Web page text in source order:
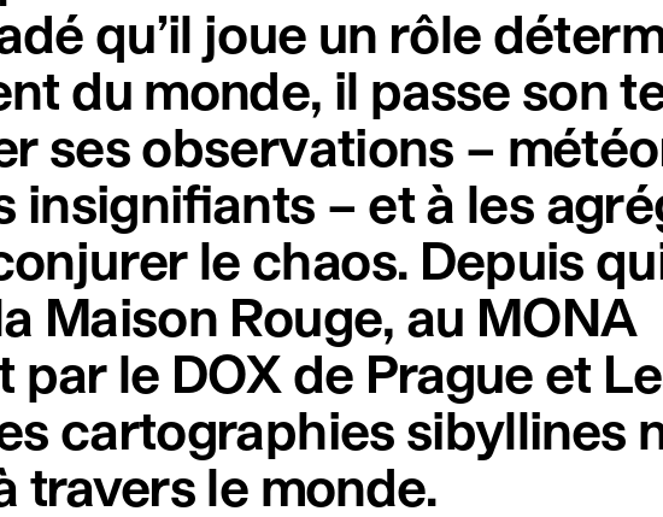
qu’il joue un rôle
du monde, il passe son
ses observations –
insignifiants – et à les
le chaos. Depuis
Maison Rouge, au MONA
le DOX de Prague et
cartographies sibyllines
travers le monde.